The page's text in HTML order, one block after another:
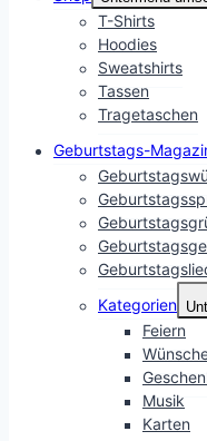
T-Shirts
Hoodies
Sweatshirts
Tassen
Tragetaschen
Geburtstags-
Kategorien
Feiern
Musik
Karten